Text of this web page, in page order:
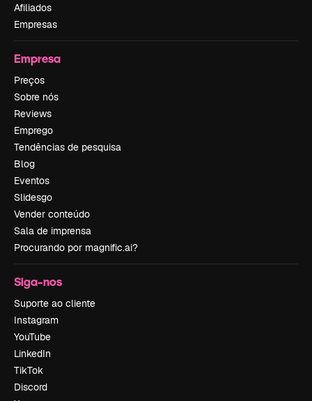
Afiliados
Empresas
Empresa
Preços
Sobre nós
Reviews
Emprego
Tendências de pesquisa
Blog
Eventos
Slidesgo
Vender conteúdo
Sala de imprensa
Procurando por magnific.ai?
Siga-nos
Suporte ao cliente
Instagram
YouTube
LinkedIn
TikTok
Discord